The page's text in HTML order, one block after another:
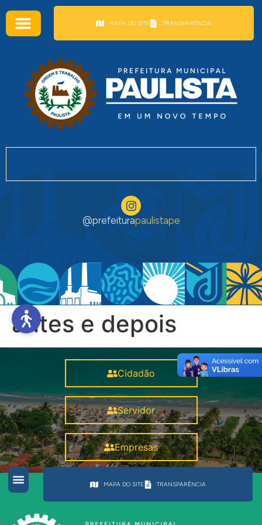
MAPA DO SITE TRANSPARÊNCIA
@prefeiturapaulistape
antes e depois
Cidadão
Servidor
Empresas
MAPA DO SITE TRANSPARÊNCIA